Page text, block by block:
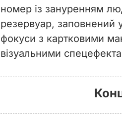
номер із зануренням
резервуар, заповнений
фокуси з картковими
візуальними